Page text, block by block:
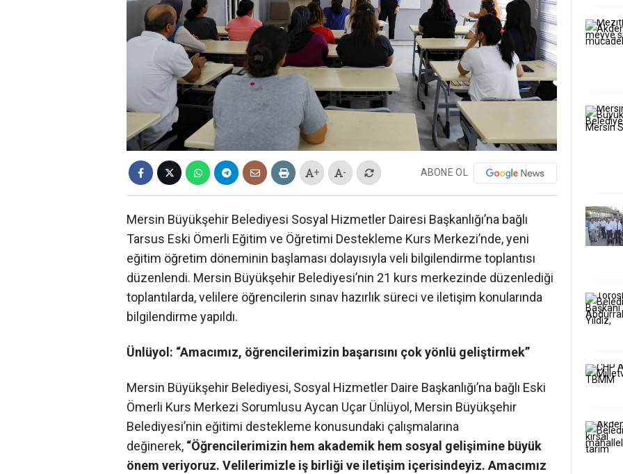
+ - ABONE OL
Mersin Büyükşehir Belediyesi Sosyal Hizmetler Dairesi Başkanlığı’na bağlı
Tarsus Eski Ömerli Eğitim ve Öğretimi Destekleme Kurs Merkezi’nde, yeni
eğitim öğretim döneminin başlaması dolayısıyla veli bilgilendirme toplantısı
düzenlendi. Mersin Büyükşehir Belediyesi’nin 21 kurs merkezinde düzenlediği
toplantılarda, velilere öğrencilerin sınav hazırlık süreci ve iletişim konularında
bilgilendirme yapıldı.
Ünlüyol: “Amacımız, öğrencilerimizin başarısını çok yönlü geliştirmek”
Mersin Büyükşehir Belediyesi, Sosyal Hizmetler Daire Başkanlığı’na bağlı Eski
Ömerli Kurs Merkezi Sorumlusu Aycan Uçar Ünlüyol, Mersin Büyükşehir
Belediyesi’nin eğitimi destekleme konusundaki çalışmalarına
değinerek, “Öğrencilerimizin hem akademik hem sosyal gelişimine büyük
önem veriyoruz. Velilerimizle iş birliği ve iletişim içerisindeyiz. Amacımız